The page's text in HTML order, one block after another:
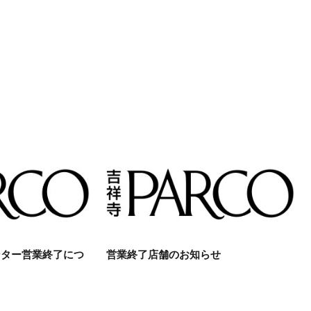
ー営業終了につ 営業終了店舗のお知らせ